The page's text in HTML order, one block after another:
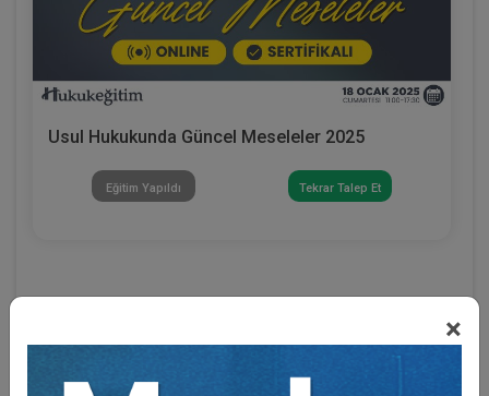
×
Usul Hukukunda Güncel Meseleler 2025
Eğitim Yapıldı Tekrar Talep Et